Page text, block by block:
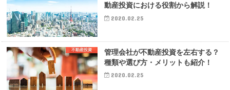
動産投資における役割から解説！
2020.02.25
不動産投資
管理会社が不動産投資を左右する？
種類や選び方・メリットも紹介！
2020.02.25